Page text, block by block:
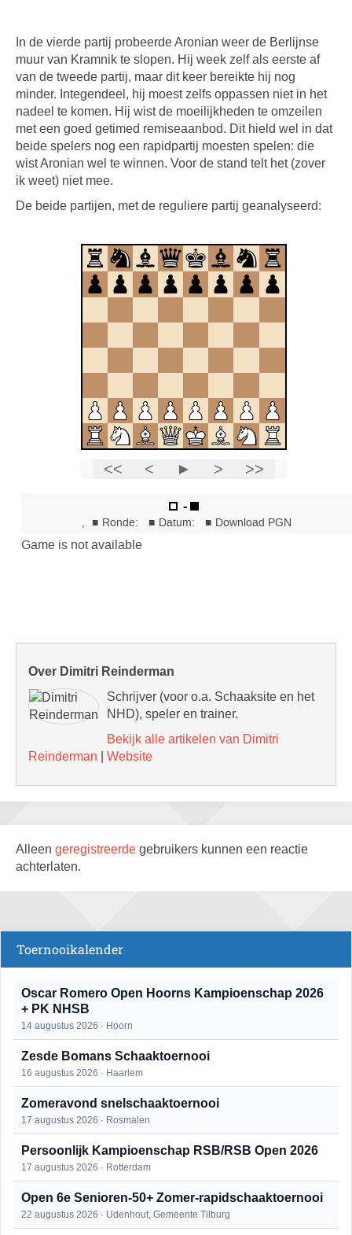
In de vierde partij probeerde Aronian weer de Berlijnse
muur van Kramnik te slopen. Hij week zelf als eerste af
van de tweede partij, maar dit keer bereikte hij nog
minder. Integendeel, hij moest zelfs oppassen niet in het
nadeel te komen. Hij wist de moeilijkheden te omzeilen
met een goed getimed remiseaanbod. Dit hield wel in dat
beide spelers nog een rapidpartij moesten spelen: die
wist Aronian wel te winnen. Voor de stand telt het (zover
ik weet) niet mee.
De beide partijen, met de reguliere partij geanalyseerd:
Over Dimitri Reinderman
Schrijver (voor o.a. Schaaksite en het
NHD), speler en trainer.
Bekijk alle artikelen van Dimitri
Reinderman
Website
Alleen geregistreerde gebruikers kunnen een reactie
achterlaten.
Toernooikalender
Oscar Romero Open Hoorns Kampioenschap 2026
+ PK NHSB
14 augustus 2026 · Hoorn
Zesde Bomans Schaaktoernooi
16 augustus 2026 · Haarlem
Zomeravond snelschaaktoernooi
17 augustus 2026 · Rosmalen
Persoonlijk Kampioenschap RSB/RSB Open 2026
17 augustus 2026 · Rotterdam
Open 6e Senioren-50+ Zomer-rapidschaaktoernooi
22 augustus 2026 · Udenhout, Gemeente Tilburg